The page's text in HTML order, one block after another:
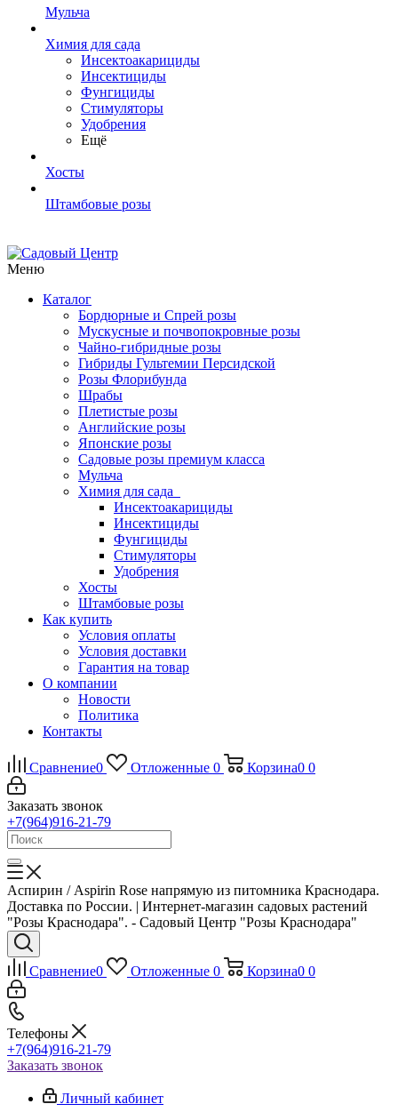
Мульча
Химия для сада
Инсектоакарициды
Инсектициды
Фунгициды
Стимуляторы
Удобрения
Ещё
Хосты
Штамбовые розы
Меню
Каталог
Бордюрные и Спрей розы
Мускусные и почвопокровные розы
Чайно-гибридные розы
Гибриды Гультемии Персидской
Розы Флорибунда
Шрабы
Плетистые розы
Английские розы
Японские розы
Садовые розы премиум класса
Мульча
Химия для сада
Инсектоакарициды
Инсектициды
Фунгициды
Стимуляторы
Удобрения
Хосты
Штамбовые розы
Как купить
Условия оплаты
Условия доставки
Гарантия на товар
О компании
Новости
Политика
Контакты
Сравнение0 Отложенные 0 Корзина0 0
Заказать звонок
+7(964)916-21-79
Аспирин / Aspirin Rose напрямую из питомника Краснодара.
Доставка по России. | Интернет-магазин садовых растений
"Розы Краснодара". - Садовый Центр "Розы Краснодара"
Сравнение0 Отложенные 0 Корзина0 0
Телефоны
+7(964)916-21-79
Заказать звонок
Личный кабинет